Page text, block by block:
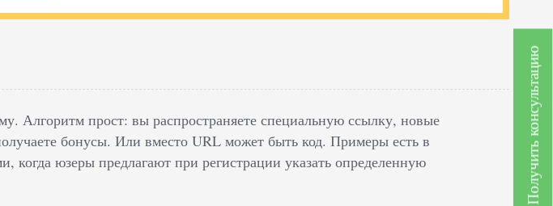
Алгоритм прост: вы распространяете специальную ссылку, новые
бонусы. Или вместо URL может быть код. Примеры есть в
когда юзеры предлагают при регистрации указать определенную
Получить консультацию